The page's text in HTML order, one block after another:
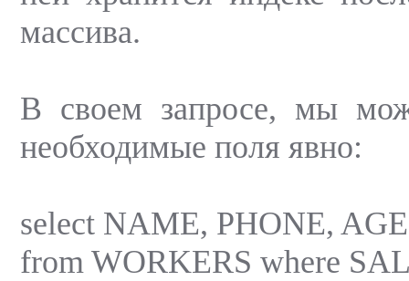
массива.
В своем запросе, мы
необходимые поля явно:
select NAME, PHONE, AGE
from WORKERS where